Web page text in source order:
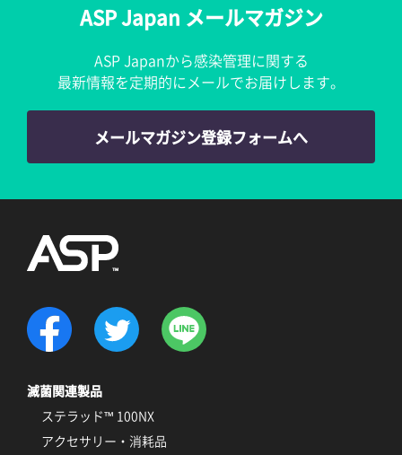
ASP Japan メールマガジン
ASP Japanから感染管理に関する
最新情報を定期的にメールでお届けします。
メールマガジン登録フォームへ
滅菌関連製品
ステラッド™ 100NX
アクセサリー・消耗品